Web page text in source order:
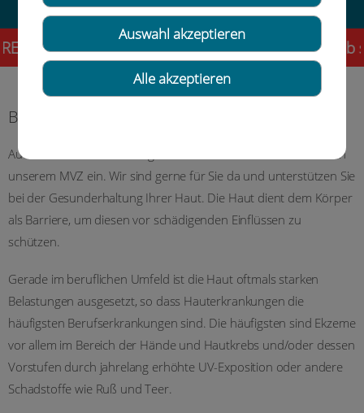
Auswahl akzeptieren
Alle akzeptieren
Liebe Patientinnen und
Berufsdermatologie
Auch die Berufsdermatologie nimmt einen hohen Stellenwert in
unserem MVZ ein. Wir sind gerne für Sie da und unterstützen Sie
bei der Gesunderhaltung Ihrer Haut. Die Haut dient dem Körper
als Barriere, um diesen vor schädigenden Einflüssen zu
schützen.
Gerade im beruflichen Umfeld ist die Haut oftmals starken
Belastungen ausgesetzt, so dass Hauterkrankungen die
häufigsten Berufserkrankungen sind. Die häufigsten sind Ekzeme
vor allem im Bereich der Hände und Hautkrebs und/oder dessen
Vorstufen durch jahrelang erhöhte UV-Exposition oder andere
Schadstoffe wie Ruß und Teer.